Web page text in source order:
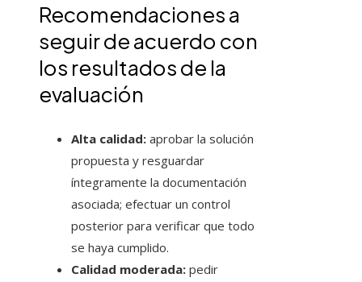
Recomendaciones a
seguir de acuerdo con
los resultados de la
evaluación
Alta calidad: aprobar la solución
propuesta y resguardar
íntegramente la documentación
asociada; efectuar un control
posterior para verificar que todo
se haya cumplido.
Calidad moderada: pedir